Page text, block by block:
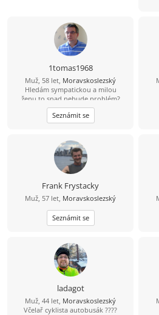
1tomas1968
Muž, 58 let, Moravskoslezský
Hledám sympatickou a milou
ženu,to snad nebude problém?
Seznámit se
Frank Frystacky
Muž, 57 let, Moravskoslezský
Seznámit se
ladagot
Muž, 44 let, Moravskoslezský
Včelař cyklista autobusák ????